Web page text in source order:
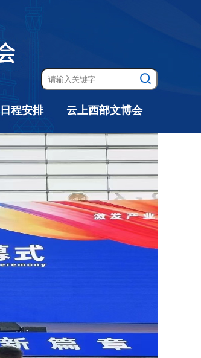
日程安排 云上西部文博会